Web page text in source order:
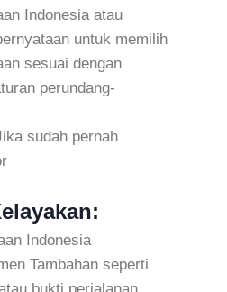
Indonesia atau
untuk memilih
sesuai dengan
perundang-
sudah pernah
Indonesia
Tambahan seperti